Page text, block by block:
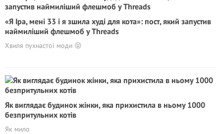
«Я Іра, мені 33 і я зшила худі для кота»: пост, який запустив
наймиліший флешмоб у Threads
Хвиля пухнастої моди 😝
Як виглядає будинок жінки, яка прихистила в ньому 1000
безпритульних котів
Як мило